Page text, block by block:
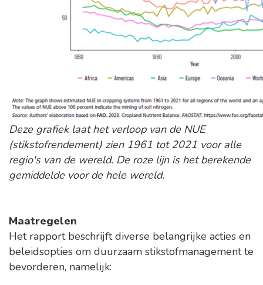
Deze grafiek laat het verloop van de NUE
(stikstofrendement) zien 1961 tot 2021 voor alle
regio's van de wereld. De roze lijn is het berekende
gemiddelde voor de hele wereld.
Maatregelen
Het rapport beschrijft diverse belangrijke acties en
beleidsopties om duurzaam stikstofmanagement te
bevorderen, namelijk: